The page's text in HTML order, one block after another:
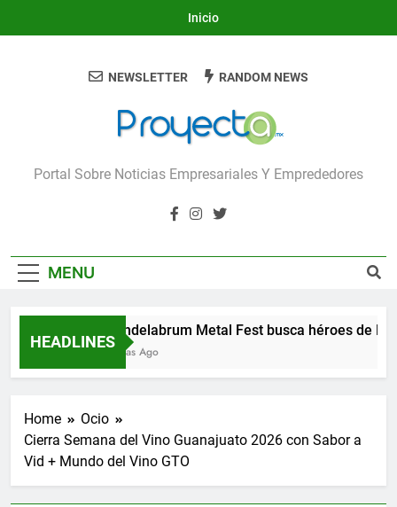
Inicio
Proyecta
Portal Sobre Noticias Empresariales Y Emprededores
NEWSLETTER RANDOM NEWS
MENU
HEADLINES
Candelabrum Metal Fest busca héroes de León
2 Días Ago
Home
Ocio
Cierra Semana del Vino Guanajuato 2026 con Sabor a
Vid + Mundo del Vino GTO